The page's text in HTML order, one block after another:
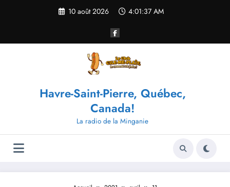
10 août 2026 4:01:37 AM
Havre-Saint-Pierre, Québec,
Canada!
La radio de la Minganie